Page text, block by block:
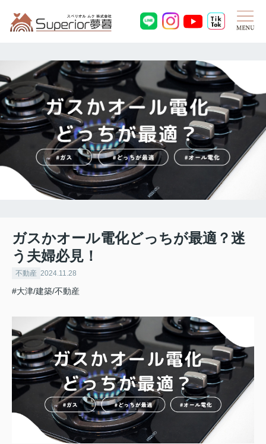
ガスかオール電化どっちが最適？迷
う夫婦必見！
不動産 2024.11.28
#大津/建築/不動産